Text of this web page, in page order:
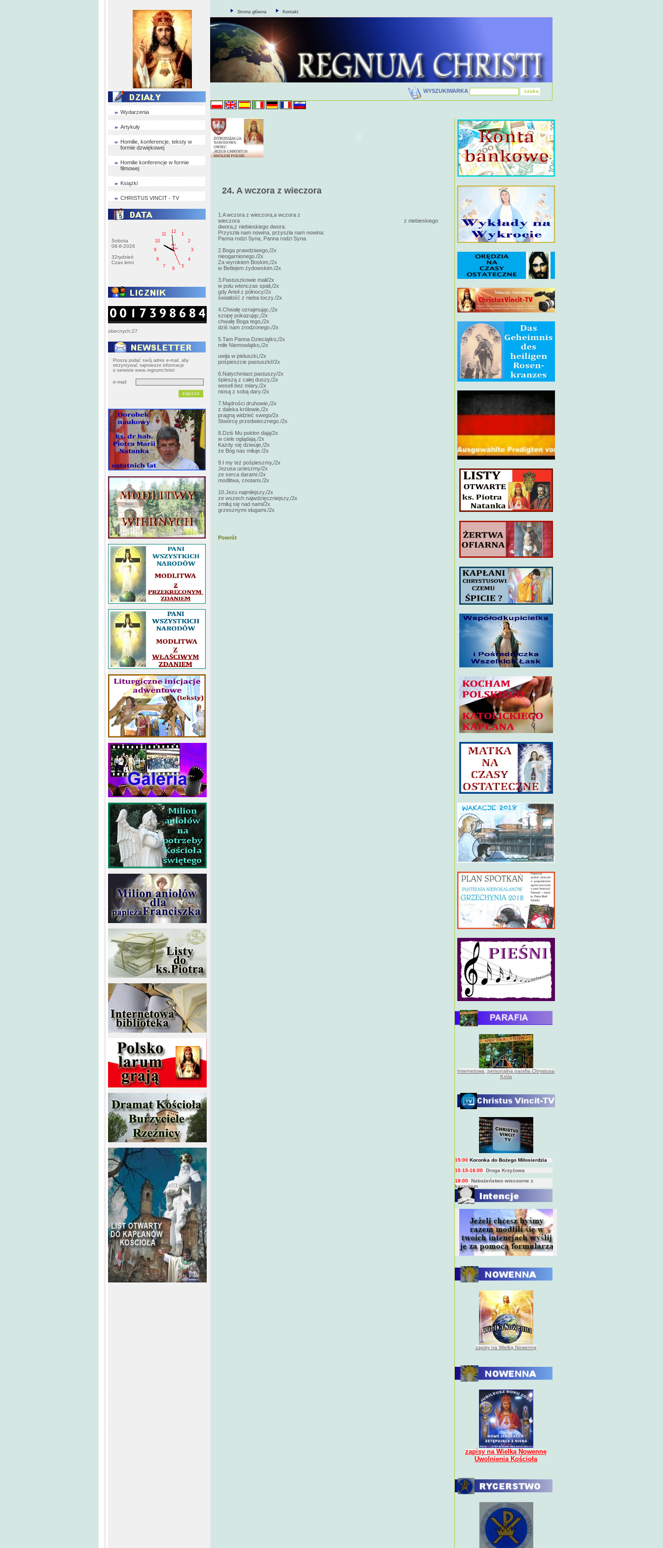
Wydarzenia
Artykuły
Homilie, konferencje, teksty w
formie dzwiękowej
Homilie konferencje w formie
filmowej
Książki
CHRISTUS VINCIT - TV
Sobota
08-8-2026
32tydzień
Czas letni
1
2
3
4
5
6
7
8
9
10
11
12
AM
sobota
obecnych:27
Proszę podać swój adres e-mail, aby
otrzymywać najnowsze informacje
o serwisie www.regnumchristi
e-mail
Strona główna Kontakt
WYSZUKIWARKA
24. A wczora z wieczora
1.A wczora z wieczora,a wczora z
wieczora z niebieskiego
dwora,z niebieskiego dwora.
Przyszła nam nowina, przyszła nam nowina:
Panna rodzi Syna, Panna rodzi Syna.
2.Boga prawdziwego,/2x
nieogarnionego./2x
Za wyrokiem Boskim,/2x
w Betlejem żydowskim./2x
3.Pastuszkowie mali/2x
w polu wtenczas spali,/2x
gdy Anioł z północy/2x
światłość z nieba toczy./2x
4.Chwałę oznajmując,/2x
szopę pokazując,/2x
chwałę Boga tego,/2x
dziś nam zrodzonego./2x
5.Tam Panna Dzieciątko,/2x
miłe Niemowlątko,/2x
uwija w pieluszki,/2x
pośpieszcie pastuszki!/2x
6.Natychmiast pastuszy/2x
śpieszą z całej duszy,/2x
weseli bez miary,/2x
niosą z sobą dary./2x
7.Mądrości druhowie,/2x
z daleka królowie,/2x
pragną widzieć swego/2x
Stwórcę przedwiecznego./2x
8.Dziś Mu pokłon dają/2x
w ciele oglądają./2x
Każdy się dziwuje,/2x
że Bóg nas miłuje./2x
9.I my też pośpieszmy,/2x
Jezusa ucieszmy/2x
ze serca darami:/2x
modlitwa, cnotami./2x
10.Jezu najmilejszy,/2x
ze wszech najwdzięczniejszy,/2x
zmiłuj się nad nami/2x
grzesznymi sługami./2x
Powrót
Internetowa, personalna parafia Chrystusa
Króla
BIEŻĄCY PROGRAM TRANSMISJI
BEZPOŚREDNICH(na żywo)
Msza święta
Koronka do Bożego Miłosierdzia
15:15-16:00 Droga Krzyżowa
18:00 Nabożeństwo wieczorne z
kazaniem
10:00
Niedzielna Msza święta w miarę
możliwości ks. Piotra
zapisy na Wielką Nowennę
zapisy na Wielką Nowennę
Uwolnienia Kościoła